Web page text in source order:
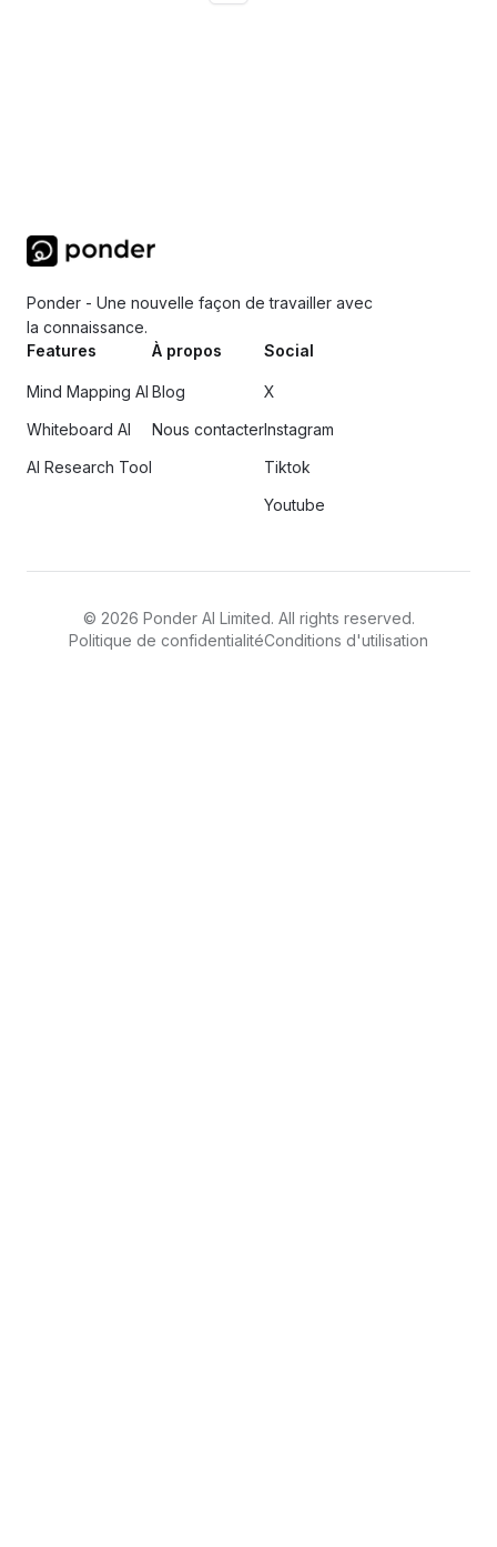
Ponder - Une nouvelle façon de travailler avec
la connaissance.
Features
Mind Mapping AI
Whiteboard AI
AI Research Tool
À propos
Blog
Nous contacter
Social
X
Instagram
Tiktok
Youtube
© 2026 Ponder AI Limited. All rights reserved.
Politique de confidentialitéConditions d'utilisation